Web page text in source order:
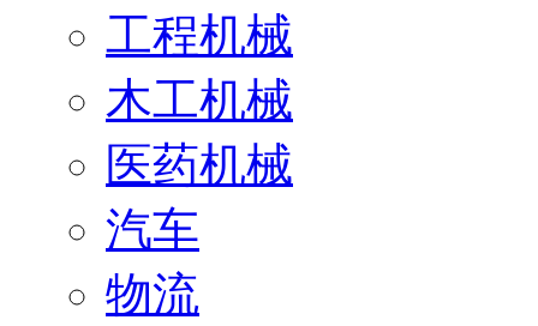
工程机械
木工机械
医药机械
汽车
物流